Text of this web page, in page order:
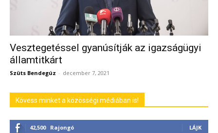
Vesztegetéssel gyanúsítják az igazságügyi
államtitkárt
Szüts Bendegúz - december 7, 2021
Kövess minket a közösségi médiában is!
42,500 Rajongó LÁJK